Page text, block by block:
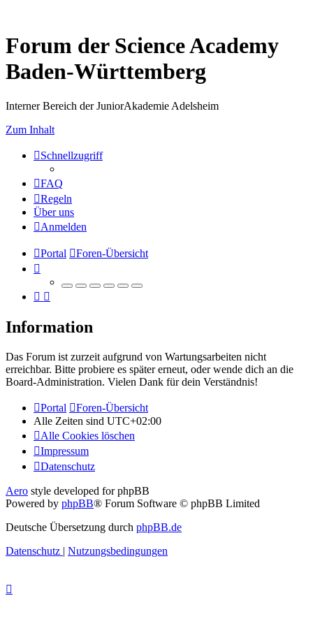
Forum der Science Academy
Baden-Württemberg
Interner Bereich der JuniorAkademie Adelsheim
Zum Inhalt
Schnellzugriff
FAQ
Regeln
Über uns
Anmelden
Portal Foren-Übersicht
Information
Das Forum ist zurzeit aufgrund von Wartungsarbeiten nicht
erreichbar. Bitte probiere es später erneut, oder wende dich an die
Board-Administration. Vielen Dank für dein Verständnis!
Portal
Foren-Übersicht
Alle Zeiten sind UTC+02:00
Alle Cookies löschen
Impressum
Datenschutz
Aero style developed for phpBB
Powered by phpBB® Forum Software © phpBB Limited
Deutsche Übersetzung durch phpBB.de
Datenschutz | Nutzungsbedingungen